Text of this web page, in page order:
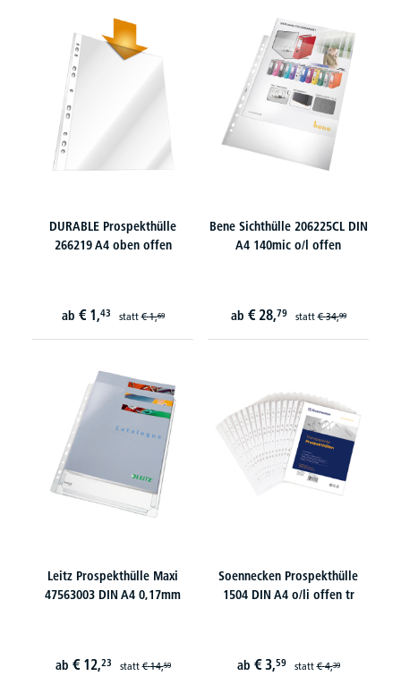
DURABLE Prospekthülle
266219 A4 oben offen
ab € 1,43 statt€ 1,69
Bene Sichthülle 206225CL DIN
A4 140mic o/l offen
ab € 28,79 statt€ 34,99
Leitz Prospekthülle Maxi
47563003 DIN A4 0,17mm
ab € 12,23 statt€ 14,59
Soennecken Prospekthülle
1504 DIN A4 o/li offen tr
ab € 3,59 statt€ 4,39